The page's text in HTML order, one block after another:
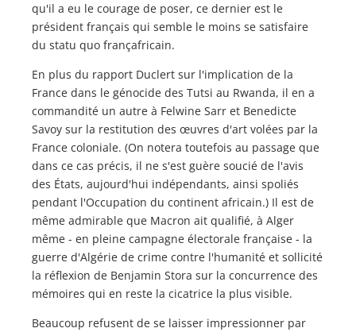
qu'il a eu le courage de poser, ce dernier est le
président français qui semble le moins se satisfaire
du statu quo françafricain.
En plus du rapport Duclert sur l'implication de la
France dans le génocide des Tutsi au Rwanda, il en a
commandité un autre à Felwine Sarr et Benedicte
Savoy sur la restitution des œuvres d'art volées par la
France coloniale. (On notera toutefois au passage que
dans ce cas précis, il ne s'est guère soucié de l'avis
des États, aujourd'hui indépendants, ainsi spoliés
pendant l'Occupation du continent africain.) Il est de
même admirable que Macron ait qualifié, à Alger
même - en pleine campagne électorale française - la
guerre d'Algérie de crime contre l'humanité et sollicité
la réflexion de Benjamin Stora sur la concurrence des
mémoires qui en reste la cicatrice la plus visible.
Beaucoup refusent de se laisser impressionner par